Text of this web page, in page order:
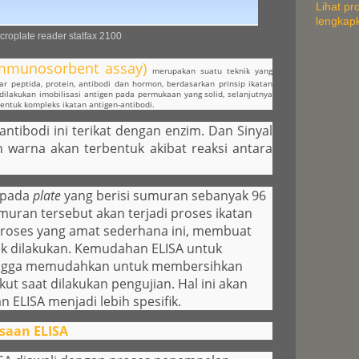
reader statfax 2100
assay) merupakan suatu teknik yang
peptida, protein, antibodi dan hormon, berdasarkan prinsip ikatan
imobilisasi antigen pada permukaan yang solid, selanjutnya
kompleks ikatan antigen-antibodi.
ini terikat dengan enzim. Dan Sinyal
warna akan terbentuk akibat reaksi antara
plateyang berisi sumuran sebanyak 96
tersebut akan terjadi proses ikatan
yang amat sederhana ini, membuat
dilakukan. Kemudahan ELISA untuk
memudahkan untuk membersihkan
saat dilakukan pengujian. Hal ini akan
ELISA menjadi lebih spesifik.
ELISA
Lihat